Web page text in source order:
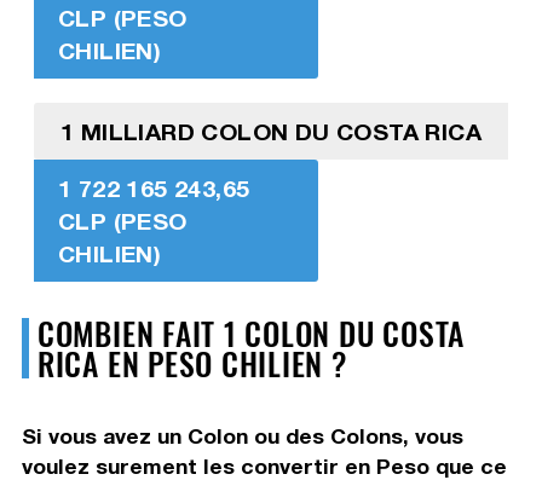
CLP (PESO
CHILIEN)
1 MILLIARD COLON DU COSTA RICA
1 722 165 243,65
CLP (PESO
CHILIEN)
COMBIEN FAIT 1 COLON DU COSTA
RICA EN PESO CHILIEN ?
Si vous avez un Colon ou des Colons, vous
voulez surement les convertir en Peso que ce